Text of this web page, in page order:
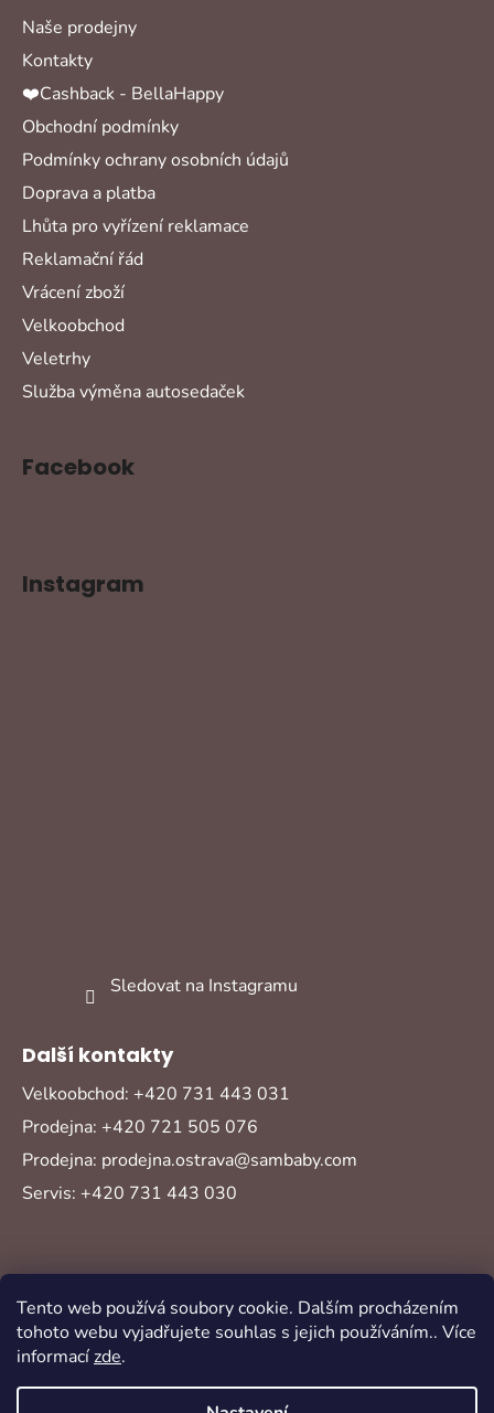
Tento web používá soubory cookie. Dalším procházením
tohoto webu vyjadřujete souhlas s jejich používáním.. Více
informacízde.
Naše prodejny
Kontakty
❤️Cashback - BellaHappy
Obchodní podmínky
Podmínky ochrany osobních údajů
Doprava a platba
Lhůta pro vyřízení reklamace
Reklamační řád
Vrácení zboží
Velkoobchod
Veletrhy
Služba výměna autosedaček
Facebook
Instagram
Sledovat na Instagramu
Další kontakty
Velkoobchod: +420 731 443 031
Prodejna: +420 721 505 076
Prodejna: prodejna.ostrava@sambaby.com
Servis: +420 731 443 030
Vytvořil Shoptet
Copyright 2026Sambaby